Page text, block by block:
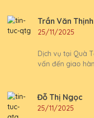
Trần Văn Thịnh
25/11/2025
Dịch vụ tại Quà
vấn đến giao
Đỗ Thị Ngọc
25/11/2025